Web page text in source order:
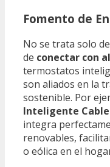
Fomento de
No se trata solo
de conectar con
termostatos
son aliados en la
sostenible. Por
Inteligente
integra
renovables,
o eólica en el